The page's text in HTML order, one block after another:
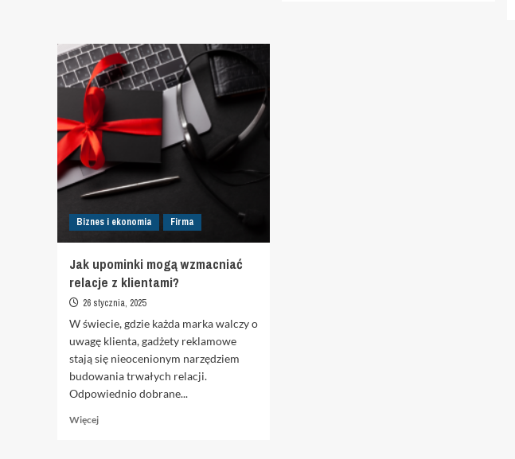
firmy
–
jakie
korzyści
przynosi?
Biznes i ekonomia Firma
Jak upominki mogą wzmacniać
relacje z klientami?
26 stycznia, 2025
W świecie, gdzie każda marka walczy o
uwagę klienta, gadżety reklamowe
stają się nieocenionym narzędziem
budowania trwałych relacji.
Odpowiednio dobrane...
WięcejDowiedz